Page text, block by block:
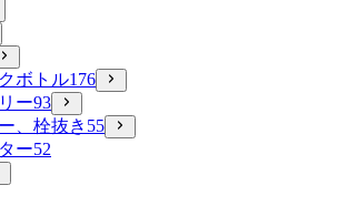
ボトル176
ー93
、栓抜き 55
ー52